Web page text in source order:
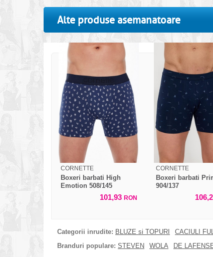
Alte produse asemanatoare
CORNETTE
Boxeri barbati High
Emotion 508/145
101,93 RON
CORNETTE
Boxeri barbati
904/137
Categorii inrudite: BLUZE si TOPURI CACIULI
Branduri populare: STEVEN WOLA DE